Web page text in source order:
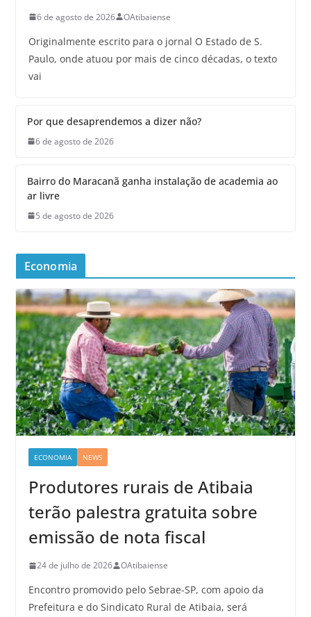
6 de agosto de 2026 OAtibaiense
Originalmente escrito para o jornal O Estado de S.
Paulo, onde atuou por mais de cinco décadas, o texto
vai
Por que desaprendemos a dizer não?
6 de agosto de 2026
Bairro do Maracanã ganha instalação de academia ao
ar livre
5 de agosto de 2026
Economia
ECONOMIA NEWS
Produtores rurais de Atibaia
terão palestra gratuita sobre
emissão de nota fiscal
24 de julho de 2026 OAtibaiense
Encontro promovido pelo Sebrae-SP, com apoio da
Prefeitura e do Sindicato Rural de Atibaia, será